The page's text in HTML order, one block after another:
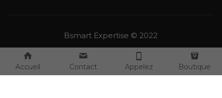
Bsmart Expertise © 2022
Accueil Contact Appelez Boutique